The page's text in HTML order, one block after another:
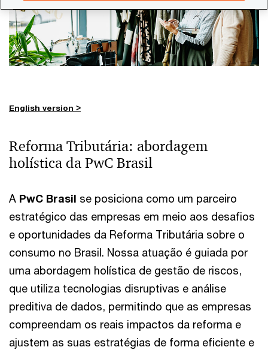
English version >
Reforma Tributária: abordagem
holística da PwC Brasil
A PwC Brasil se posiciona como um parceiro
estratégico das empresas em meio aos desafios
e oportunidades da Reforma Tributária sobre o
consumo no Brasil. Nossa atuação é guiada por
uma abordagem holística de gestão de riscos,
que utiliza tecnologias disruptivas e análise
preditiva de dados, permitindo que as empresas
compreendam os reais impactos da reforma e
ajustem as suas estratégias de forma eficiente e